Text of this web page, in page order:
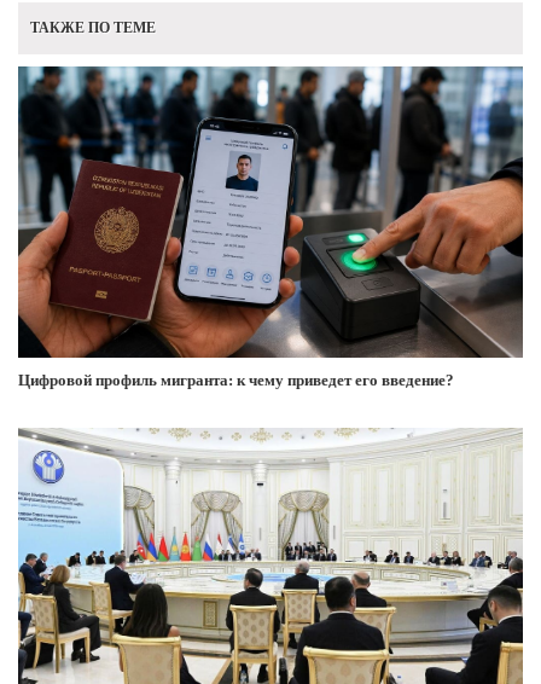
ТАКЖЕ ПО ТЕМЕ
Цифровой профиль мигранта: к чему приведет его введение?